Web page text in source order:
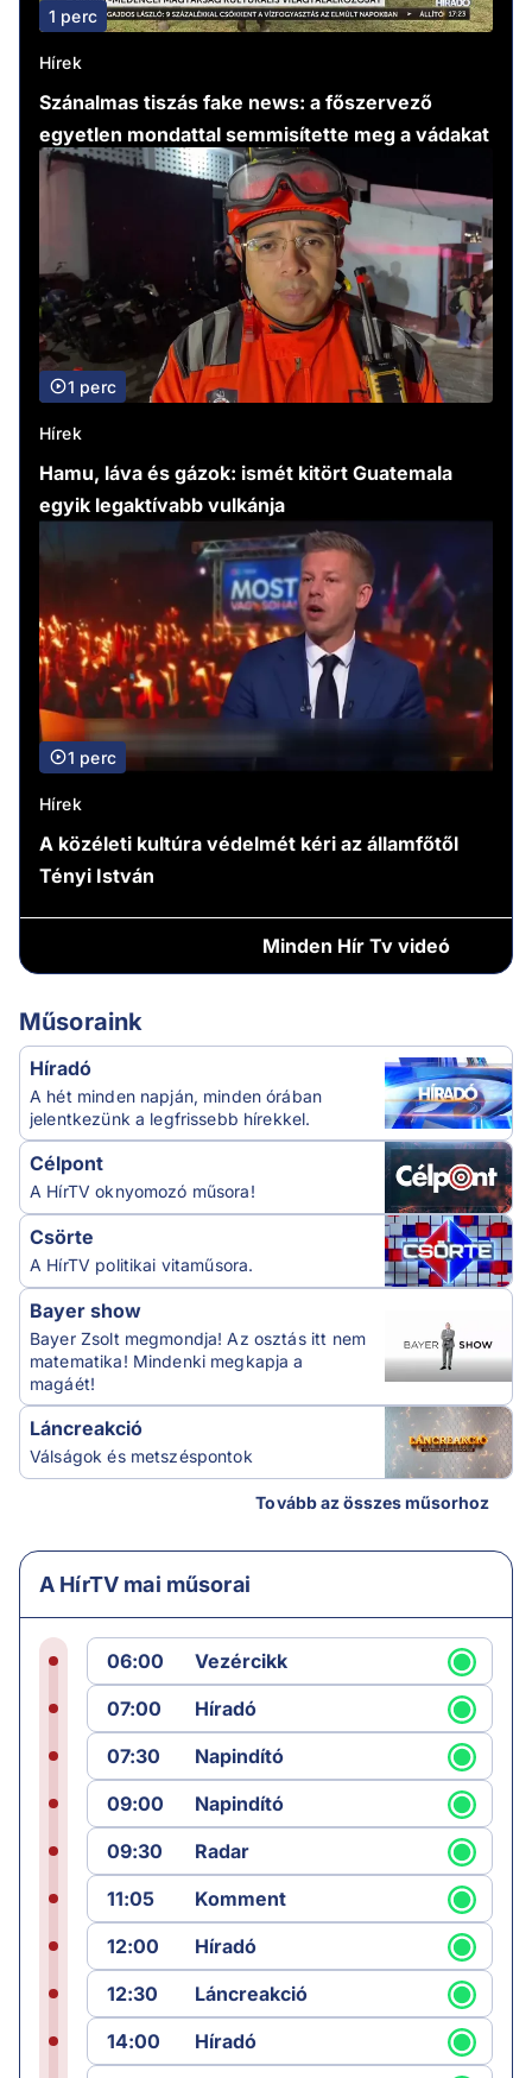
1 perc
Hírek
Szánalmas tiszás fake news: a főszervező
egyetlen mondattal semmisítette meg a vádakat
1 perc
Hírek
Hamu, láva és gázok: ismét kitört Guatemala
egyik legaktívabb vulkánja
1 perc
Hírek
A közéleti kultúra védelmét kéri az államfőtől
Tényi István
Minden Hír Tv videó
Műsoraink
Híradó
A hét minden napján, minden órában
jelentkezünk a legfrissebb hírekkel.
Célpont
A HírTV oknyomozó műsora!
Csörte
A HírTV politikai vitaműsora.
Bayer show
Bayer Zsolt megmondja! Az osztás itt nem
matematika! Mindenki megkapja a
magáét!
Láncreakció
Válságok és metszéspontok
Tovább az összes műsorhoz
A HírTV mai műsorai
06:00
Vezércikk
07:00
Híradó
07:30
Napindító
09:00
Napindító
09:30
Radar
11:05
Komment
12:00
Híradó
12:30
Láncreakció
14:00
Híradó